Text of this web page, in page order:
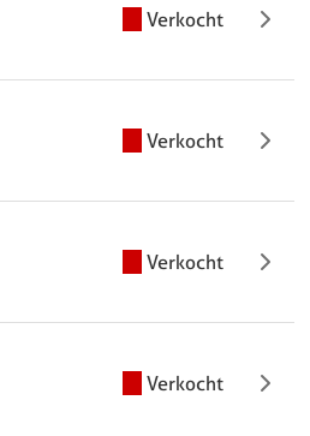
Verkocht
Verkocht
Verkocht
Verkocht